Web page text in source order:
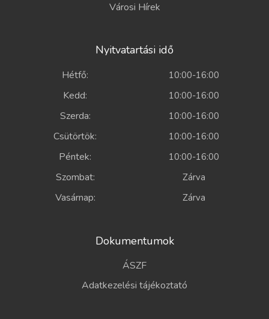
Városi Hírek
Nyitvatartási idő
Hétfő: 10:00-16:00
Kedd: 10:00-16:00
Szerda: 10:00-16:00
Csütörtök: 10:00-16:00
Péntek: 10:00-16:00
Szombat: Zárva
Vasárnap: Zárva
Dokumentumok
ÁSZF
Adatkezelési tájékoztató